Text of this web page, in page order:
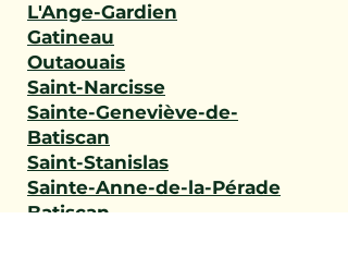
L'Ange-Gardien
Gatineau
Outaouais
Saint-Narcisse
Sainte-Geneviève-de-
Batiscan
Saint-Stanislas
Sainte-Anne-de-la-Pérade
Batiscan